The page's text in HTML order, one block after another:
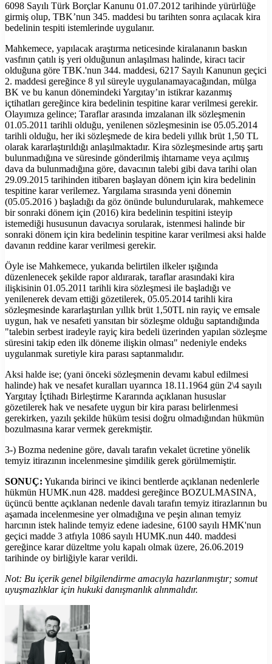
6098 Sayılı Türk Borçlar Kanunu 01.07.2012 tarihinde yürürlüğe
girmiş olup, TBK’nun 345. maddesi bu tarihten sonra açılacak kira
bedelinin tespiti istemlerinde uygulanır.
Mahkemece, yapılacak araştırma neticesinde kiralananın baskın
vasfının çatılı iş yeri olduğunun anlaşılması halinde, kiracı tacir
olduğuna göre TBK.'nun 344. maddesi, 6217 Sayılı Kanunun geçici
2. maddesi gereğince 8 yıl süreyle uygulanamayacağından, mülga
BK ve bu kanun dönemindeki Yargıtay’ın istikrar kazanmış
içtihatları gereğince kira bedelinin tespitine karar verilmesi gerekir.
Olayımıza gelince; Taraflar arasında imzalanan ilk sözleşmenin
01.05.2011 tarihli olduğu, yenilenen sözleşmesinin ise 05.05.2014
tarihli olduğu, her iki sözleşmede de kira bedeli yıllık brüt 1,50 TL
olarak kararlaştırıldığı anlaşılmaktadır. Kira sözleşmesinde artış şartı
bulunmadığına ve süresinde gönderilmiş ihtarname veya açılmış
dava da bulunmadığına göre, davacının talebi gibi dava tarihi olan
29.09.2015 tarihinden itibaren başlayan dönem için kira bedelinin
tespitine karar verilemez. Yargılama sırasında yeni dönemin
(05.05.2016 ) başladığı da göz önünde bulundurularak, mahkemece
bir sonraki dönem için (2016) kira bedelinin tespitini isteyip
istemediği hususunun davacıya sorularak, istenmesi halinde bir
sonraki dönem için kira bedelinin tespitine karar verilmesi aksi halde
davanın reddine karar verilmesi gerekir.
Öyle ise Mahkemece, yukarıda belirtilen ilkeler ışığında
düzenlenecek şekilde rapor aldırarak, taraflar arasındaki kira
ilişkisinin 01.05.2011 tarihli kira sözleşmesi ile başladığı ve
yenilenerek devam ettiği gözetilerek, 05.05.2014 tarihli kira
sözleşmesinde kararlaştırılan yıllık brüt 1,50TL nin rayiç ve emsale
uygun, hak ve nesafeti yansıtan bir sözleşme olduğu saptandığında
"talebin serbest iradeyle rayiç kira bedeli üzerinden yapılan sözleşme
süresini takip eden ilk döneme ilişkin olması" nedeniyle endeks
uygulanmak suretiyle kira parası saptanmalıdır.
Aksi halde ise; (yani önceki sözleşmenin devamı kabul edilmesi
halinde) hak ve nesafet kuralları uyarınca 18.11.1964 gün 2\4 sayılı
Yargıtay İçtihadı Birleştirme Kararında açıklanan hususlar
gözetilerek hak ve nesafete uygun bir kira parası belirlenmesi
gerekirken, yazılı şekilde hüküm tesisi doğru olmadığından hükmün
bozulmasına karar vermek gerekmiştir.
3-) Bozma nedenine göre, davalı tarafın vekalet ücretine yönelik
temyiz itirazının incelenmesine şimdilik gerek görülmemiştir.
SONUÇ: Yukarıda birinci ve ikinci bentlerde açıklanan nedenlerle
hükmün HUMK.nun 428. maddesi gereğince BOZULMASINA,
üçüncü bentte açıklanan nedenle davalı tarafın temyiz itirazlarının bu
aşamada incelenmesine yer olmadığına ve peşin alınan temyiz
harcının istek halinde temyiz edene iadesine, 6100 sayılı HMK'nun
geçici madde 3 atfıyla 1086 sayılı HUMK.nun 440. maddesi
gereğince karar düzeltme yolu kapalı olmak üzere, 26.06.2019
tarihinde oy birliğiyle karar verildi.
Not: Bu içerik genel bilgilendirme amacıyla hazırlanmıştır; somut
uyuşmazlıklar için hukuki danışmanlık alınmalıdır.